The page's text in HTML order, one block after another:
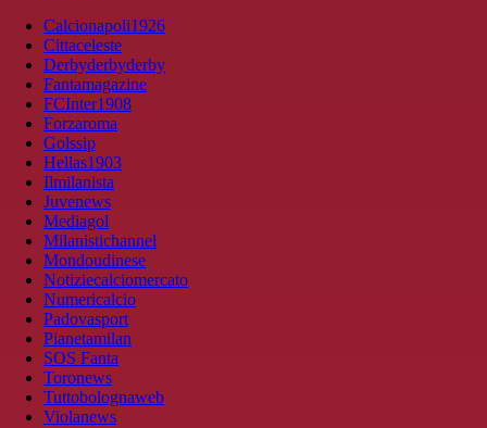
Calcionapoli1926
Cittaceleste
Derbyderbyderby
Fantamagazine
FCInter1908
Forzaroma
Golssip
Hellas1903
Ilmilanista
Juvenews
Mediagol
Milanistichannel
Mondoudinese
Notiziecalciomercato
Numericalcio
Padovasport
Pianetamilan
SOS Fanta
Toronews
Tuttobolognaweb
Violanews